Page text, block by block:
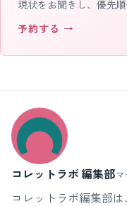
現状をお聞きし、優先
予約する →
コレットラボ 編集部
コレットラボ編集部は、